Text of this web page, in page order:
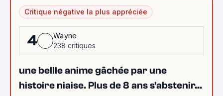
Critique négative la plus appréciée
4
Wayne
238 critiques
une bellle anime gâchée par une
histoire niaise. Plus de 8 ans s'abstenir...